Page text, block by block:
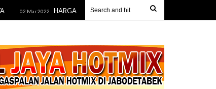
02 Mar 2022 HARGA BORONG ASPAL HOTMIX BANDUNG PER METER2